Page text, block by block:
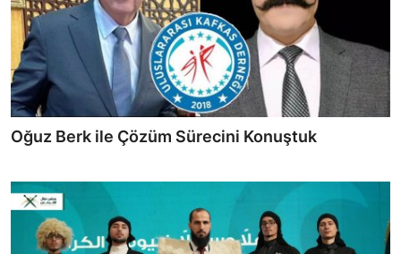
Oğuz Berk ile Çözüm Sürecini Konuştuk